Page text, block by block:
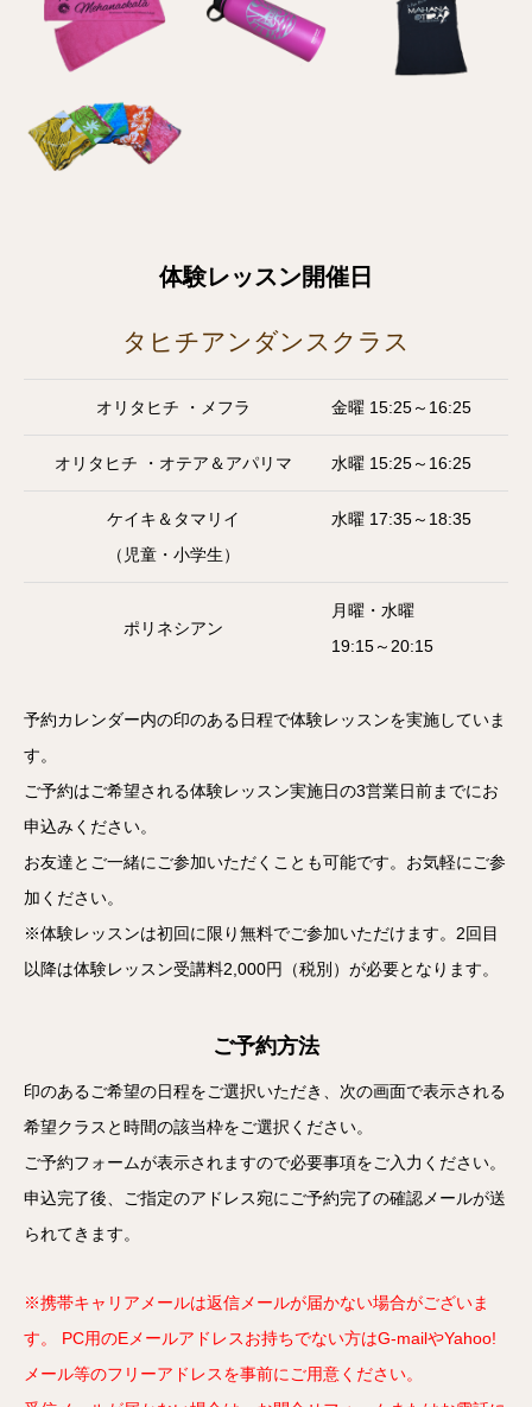
体験レッスン開催日
タヒチアンダンスクラス
オリタヒチ ・メフラ 金曜 15:25～16:25
オリタヒチ ・オテア＆アパリマ 水曜 15:25～16:25
ケイキ＆タマリイ
（児童・小学生）
水曜 17:35～18:35
ポリネシアン
月曜・水曜
19:15～20:15
予約カレンダー内の印のある日程で体験レッスンを実施していま
す。
ご予約はご希望される体験レッスン実施日の3営業日前までにお
申込みください。
お友達とご一緒にご参加いただくことも可能です。お気軽にご参
加ください。
※体験レッスンは初回に限り無料でご参加いただけます。2回目
以降は体験レッスン受講料2,000円（税別）が必要となります。
ご予約方法
印のあるご希望の日程をご選択いただき、次の画面で表示される
希望クラスと時間の該当枠をご選択ください。
ご予約フォームが表示されますので必要事項をご入力ください。
申込完了後、ご指定のアドレス宛にご予約完了の確認メールが送
られてきます。
※携帯キャリアメールは返信メールが届かない場合がございま
す。 PC用のEメールアドレスお持ちでない方はG-mailやYahoo!
メール等のフリーアドレスを事前にご用意ください。